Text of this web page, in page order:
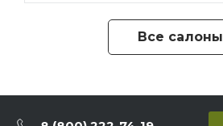
Все салоны